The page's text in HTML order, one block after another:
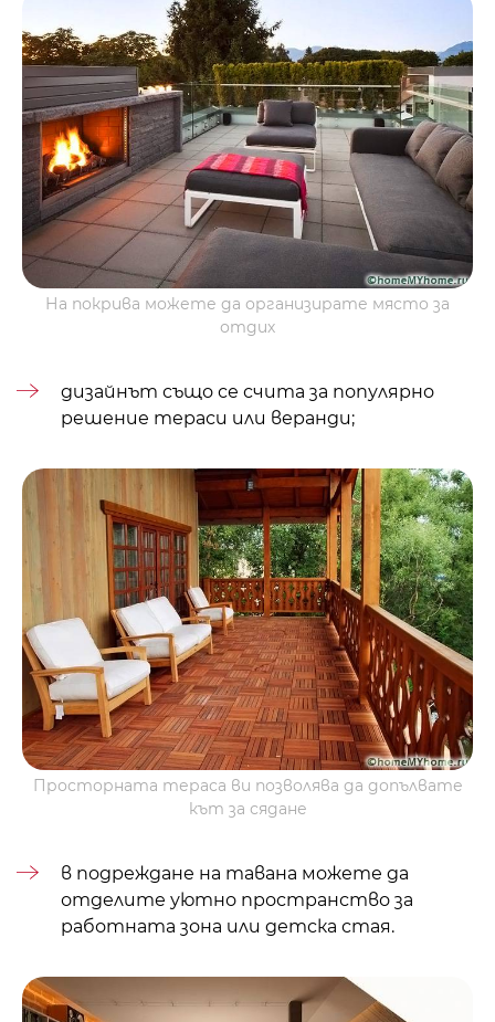
На покрива можете да организирате място за
отдих
дизайнът също се счита за популярно
решение тераси или веранди;
Просторната тераса ви позволява да допълвате
кът за сядане
в подреждане на тавана можете да
отделите уютно пространство за
работната зона или детска стая.